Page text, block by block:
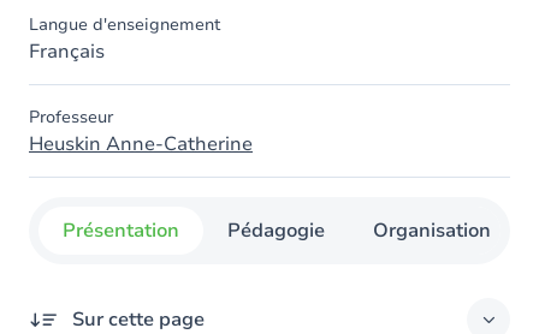
Langue d'enseignement
Français
Professeur
Heuskin Anne-Catherine
Présentation Pédagogie Organisation
Sur cette page